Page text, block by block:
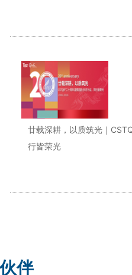
廿载深耕，以质筑光｜
行皆荣光
伴